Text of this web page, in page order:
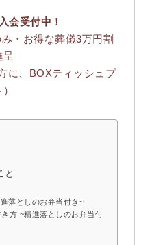
会受付中！
・お得な葬儀3万円割
呈
に、BOXティッシュプ
と
落としのお弁当付き~
方 ~精進落としのお弁当付